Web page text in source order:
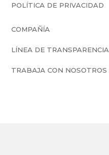
POLÍTICA DE PRIVACIDAD
COMPAÑÍA
LÍNEA DE TRANSPARENCIA
TRABAJA CON NOSOTROS